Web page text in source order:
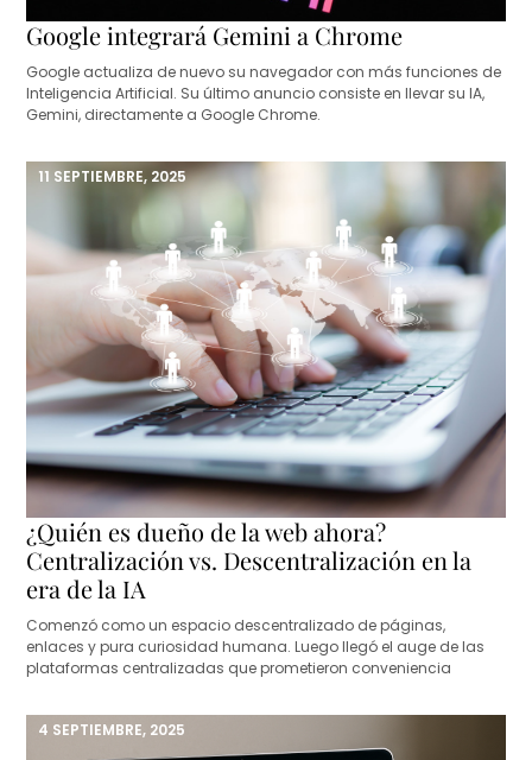
Google integrará Gemini a Chrome
Google actualiza de nuevo su navegador con más funciones de
Inteligencia Artificial. Su último anuncio consiste en llevar su IA,
Gemini, directamente a Google Chrome.
11 SEPTIEMBRE, 2025
¿Quién es dueño de la web ahora?
Centralización vs. Descentralización en la
era de la IA
Comenzó como un espacio descentralizado de páginas,
enlaces y pura curiosidad humana. Luego llegó el auge de las
plataformas centralizadas que prometieron conveniencia
4 SEPTIEMBRE, 2025